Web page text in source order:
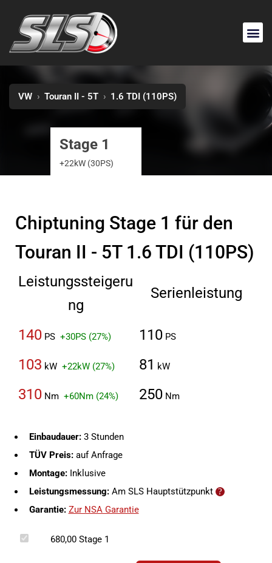
VW › Touran II - 5T › 1.6 TDI (110PS)
Stage 1
+22kW (30PS)
Chiptuning Stage 1 für den
Touran II - 5T 1.6 TDI (110PS)
Leistungssteigeru
ng
Serienleistung
140 PS +30PS (27%) 110 PS
103 kW +22kW (27%) 81 kW
310 Nm +60Nm (24%) 250 Nm
Einbaudauer:3 Stunden
TÜV Preis:auf Anfrage
Montage:Inklusive
Leistungsmessung:Am SLS Hauptstützpunkt
Garantie: Zur NSA Garantie
680,00Stage 1